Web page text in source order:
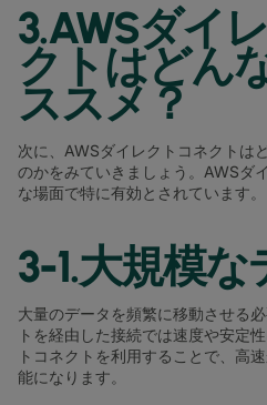
3.AWSダイ
クトはどん
ススメ？
次に、AWSダイレクトコネクトは
のかをみていきましょう。AWSダ
な場面で特に有効とされています。
3-1.大規模
大量のデータを頻繁に移動させる
トを経由した接続では速度や安定
トコネクトを利用することで、高
能になります。